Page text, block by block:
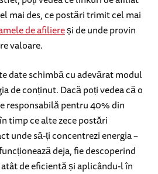
mai des, ce postări trimit cel mai
de afiliereși de unde provin
valoare.
date schimbă cu adevărat modul
de conținut. Dacă poți vedea că o
responsabilă pentru 40% din
timp ce alte zece postări
unde să-ți concentrezi energia –
deja, fie descoperind
de eficientă și aplicându-l în